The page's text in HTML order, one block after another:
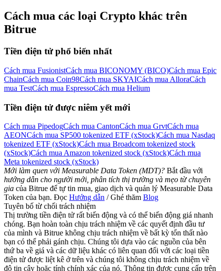
Cách mua các loại Crypto khác trên
Bitrue
Tiền điện tử phổ biến nhất
Cách mua FusionistCách mua BICONOMY (BICO)Cách mua Epic
ChainCách mua Coin98Cách mua SKYAICách mua AlloraCách
mua TestCách mua EspressoCách mua Helium
Tiền điện tử được niêm yết mới
Cách mua PipedogCách mua CantonCách mua GrvtCách mua
AEONCách mua SP500 tokenized ETF (xStock)Cách mua Nasdaq
tokenized ETF (xStock)Cách mua Broadcom tokenized stock
(xStock)Cách mua Amazon tokenized stock (xStock)Cách mua
Meta tokenized stock (xStock)
Mới làm quen với Measurable Data Token (MDT)? Bắt đầu với
hướng dẫn cho người mới, phân tích thị trường và mẹo từ chuyên
gia của Bitrue để tự tin mua, giao dịch và quản lý Measurable Data
Token của bạn. Đọc Hướng dẫn / Ghé thăm Blog
Tuyên bố từ chối trách nhiệm
Thị trường tiền điện tử rất biến động và có thể biến động giá nhanh
chóng. Bạn hoàn toàn chịu trách nhiệm về các quyết định đầu tư
của mình và Bitrue không chịu trách nhiệm về bất kỳ tổn thất nào
bạn có thể phải gánh chịu. Chúng tôi dựa vào các nguồn của bên
thứ ba về giá và các dữ liệu khác có liên quan đối với các loại tiền
điện tử được liệt kê ở trên và chúng tôi không chịu trách nhiệm về
độ tin cậy hoặc tính chính xác của nó. Thông tin được cung cấp trên